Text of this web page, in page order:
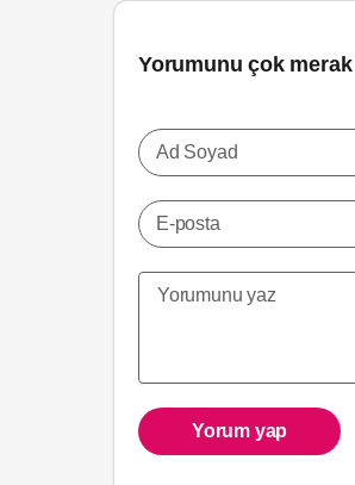
Yorumunu çok
Ad Soyad
E-posta
Yorum yap